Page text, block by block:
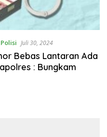
Polisi Juli 30, 2024
Bebas Lantaran Ada
: Bungkam